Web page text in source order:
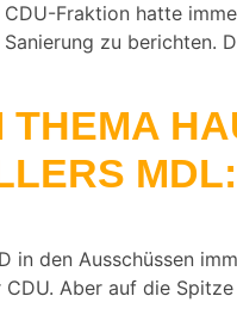
Fraktion hatte
zu berichten.
THEMA
MDL:
den Ausschüssen
Aber auf die